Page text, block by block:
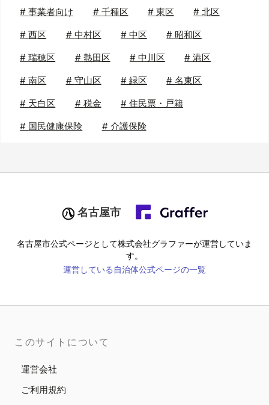
#事業者向け # 千種区 # 東区 #北区
#西区 # 中村区 # 中区 # 昭和区
#瑞穂区 # 熱田区 # 中川区 #港区
#南区 # 守山区 # 緑区 #名東区
# 天白区 # 税金 # 住民票・戸籍
# 国民健康保険 # 介護保険
名古屋市
名古屋市公式ページとして株式会社グラファーが運営していま
す。
運営している自治体公式ページの一覧
このサイトについて
運営会社
ご利用規約